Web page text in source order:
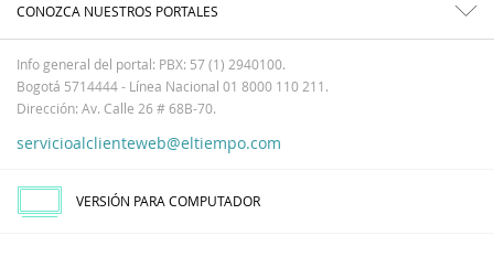
CONOZCA NUESTROS PORTALES
Info general del portal: PBX: 57 (1) 2940100.
Bogotá 5714444 - Línea Nacional 01 8000 110 211.
Dirección: Av. Calle 26 # 68B-70.
servicioalclienteweb@eltiempo.com
VERSIÓN PARA COMPUTADOR